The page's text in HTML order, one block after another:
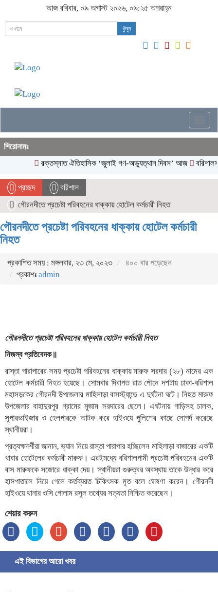
আজ রবিবার, ০৯ অগাস্ট ২০২৬, ০৯:২৫ অপরাহ্ন
খুঁজুন
শিরোনামঃ
রক্তস্নাত ঐতিহাসিক ‌‘জুলাই গণ-অভ্যুত্থান দিবস’ আজ
প্রচ্ছদ
বরিশাল
গৌরনদীতে প্রচেষ্টা পরিবহনের ধাক্কায় হোটেল কর্মচারী নিহত
গৌরনদীতে প্রচেষ্টা পরিবহনের ধাক্কায় হোটেল কর্মচারী
নিহত
প্রকাশিত সময় : মঙ্গলবার, ২৩ মে, ২০২৩
৪০০ বার পড়েছেন
প্রকাশঃ admin
গৌরনদীতে প্রচেষ্টা পরিবহনের ধাক্কায় হোটেল কর্মচারী নিহত
নিজস্ব প্রতিবেদক॥
রাস্তা পারাপারের সময় প্রচেষ্টা পরিবহনের ধাক্কায় মারুফ সরদার (২৮) নামের এক
হোটেল কর্মচারী নিহত হয়েছে। সোমবার দিবাগত রাত পৌনে দশটায় ঢাকা-বরিশাল
মহাসড়কের গৌরনদী উপজেলার মাহিলাড়া বাসস্ট্যান্ডে এ দুর্ঘটনা ঘটে। নিহত মারুফ
উপজেলার বাহাদুরপুর গ্রামের মুজাম সরদারের ছেলে। এঘটনায় গাড়িসহ চালক,
সুপারভাইজার ও হেলপারকে আটক করে হাইওয়ে পুলিশের কাছে সোপর্দ করেছে
স্থানীয়রা।
প্রত্যক্ষদর্শীরা জানান, ভ্যান নিয়ে রাস্তা পারাপার হচ্ছিলেন মাহিলাড়া বাজারের একটি
খাবার হোটেলের কর্মচারী মারুফ। এরইমধ্যে বরিশালগামী প্রচেষ্টা পরিবহনের একটি
বাস মারুফকে সজোরে ধাক্কা দেয়। স্থানীয়রা গুরুত্বর অবস্থায় তাকে উদ্ধার করে
হাসপাতালে নিয়ে গেলে কর্তব্যরত চিকিৎসক মৃত বলে ঘোষণা করেন। গৌরনদী
হাইওয়ে থানার ওসি গোলাম রসুল তথ্যের সত্যতা নিশ্চিত করেছেন।
শেয়ার করুন
এই বিভাগের আরো খবর